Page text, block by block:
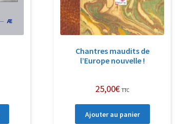
Chantres maudits de
l’Europe nouvelle !
25,00€ TTC
Ajouter au panier